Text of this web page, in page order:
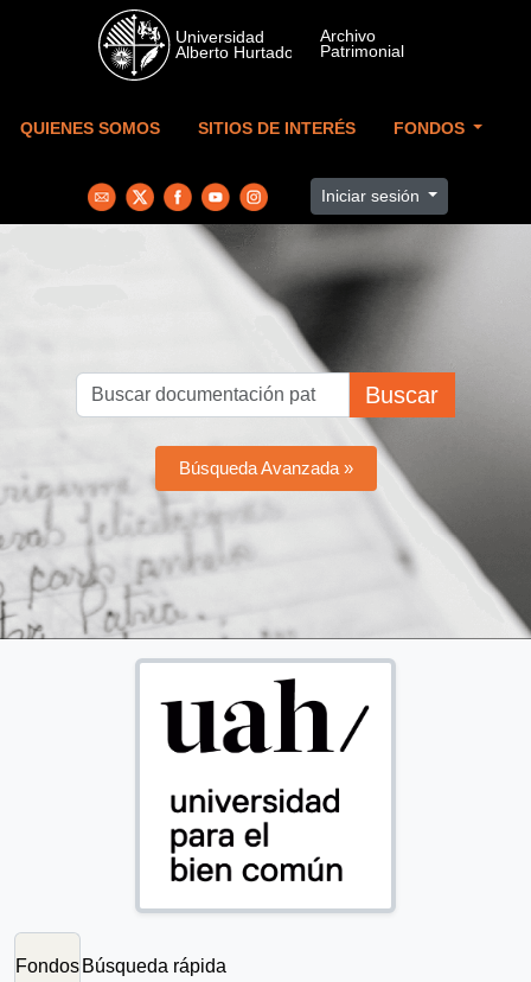
Skip to main content
QUIENES SOMOS SITIOS DE INTERÉS FONDOS
Iniciar sesión
Buscar
Búsqueda Avanzada »
Fondos Búsqueda rápida